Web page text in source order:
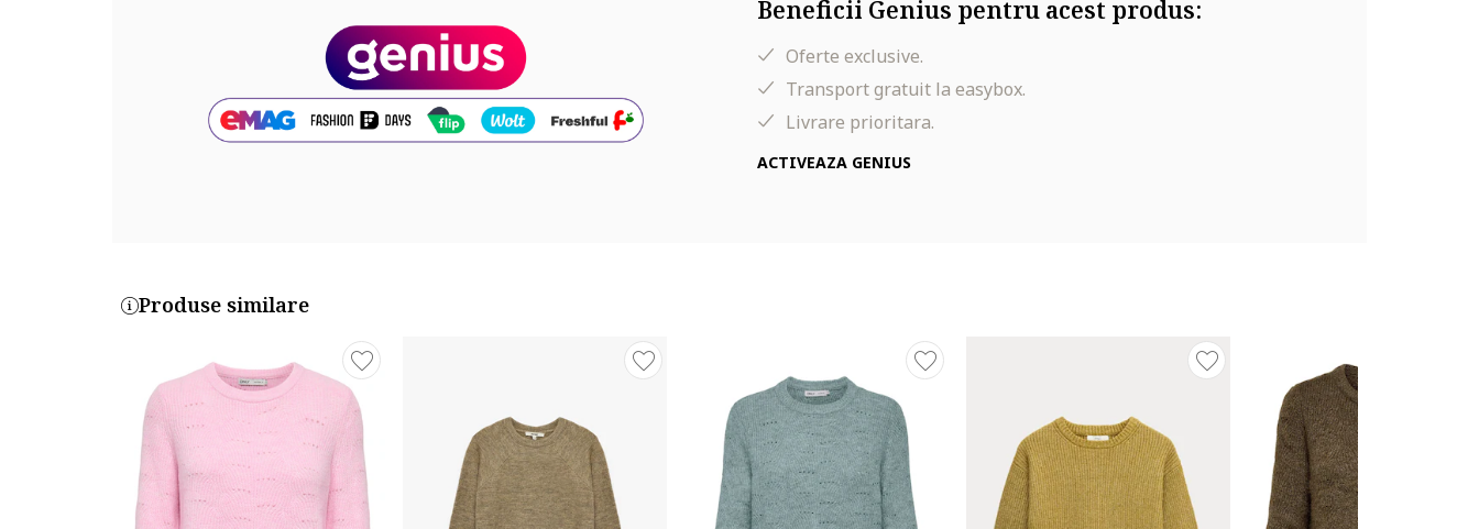
W4BQ30Z8-GMW
Beneficii Genius pentru acest produs:
Oferte exclusive.
Transport gratuit la easybox.
Livrare prioritara.
ACTIVEAZA GENIUS
Produse similare